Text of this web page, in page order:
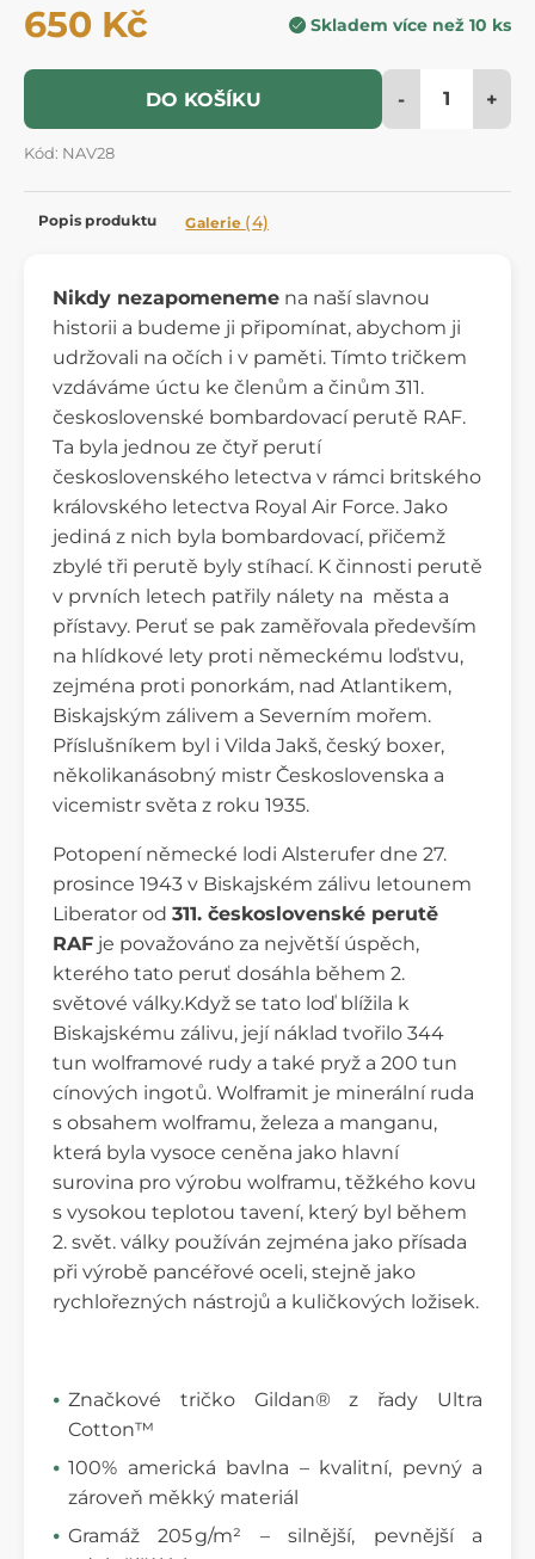
650 Kč Skladem více než 10 ks
DO KOŠÍKU - +
Kód: NAV28
Popis produktu Galerie (4)
Nikdy nezapomeneme na naší slavnou
historii a budeme ji připomínat, abychom ji
udržovali na očích i v paměti. Tímto tričkem
vzdáváme úctu ke členům a činům 311.
československé bombardovací perutě RAF.
Ta byla jednou ze čtyř perutí
československého letectva v rámci britského
královského letectva Royal Air Force. Jako
jediná z nich byla bombardovací, přičemž
zbylé tři perutě byly stíhací. K činnosti perutě
v prvních letech patřily nálety na města a
přístavy. Peruť se pak zaměřovala především
na hlídkové lety proti německému loďstvu,
zejména proti ponorkám, nad Atlantikem,
Biskajským zálivem a Severním mořem.
Příslušníkem byl i Vilda Jakš, český boxer,
několikanásobný mistr Československa a
vicemistr světa z roku 1935.
Potopení německé lodi Alsterufer dne 27.
prosince 1943 v Biskajském zálivu letounem
Liberator od 311. československé perutě
RAF je považováno za největší úspěch,
kterého tato peruť dosáhla během 2.
světové války.Když se tato loď blížila k
Biskajskému zálivu, její náklad tvořilo 344
tun wolframové rudy a také pryž a 200 tun
cínových ingotů. Wolframit je minerální ruda
s obsahem wolframu, železa a manganu,
která byla vysoce ceněna jako hlavní
surovina pro výrobu wolframu, těžkého kovu
s vysokou teplotou tavení, který byl během
2. svět. války používán zejména jako přísada
při výrobě pancéřové oceli, stejně jako
rychlořezných nástrojů a kuličkových ložisek.
Značkové tričko Gildan® z řady Ultra
Cotton™
100% americká bavlna – kvalitní, pevný a
zároveň měkký materiál
Gramáž 205 g/m² – silnější, pevnější a